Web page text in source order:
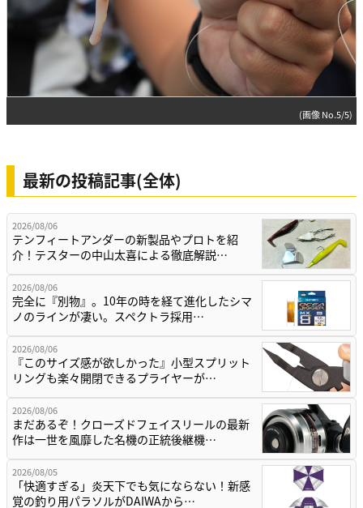
(画像 No.5/5)
最新の投稿記事(全体)
2026/08/06
テンフィートアンダーの新製品やプロトを紹
介！テスターの中山太喜による徹底解説…
2026/08/06
完全に『別物』。10年の時を経て進化したシマ
ノのラインが凄い。スペクトラ採用…
2026/08/06
『このサイズ感が欲しかった』小型スプリット
リングも楽々開閉できるプライヤーが…
2026/08/06
まだあるぞ！クローズドフェイスリールの最新
作は一世を風靡した名機の正統後継機…
2026/08/05
「快適すぎる」炎天下でも気にならない！新感
覚の釣り用パラソルがDAIWAから…